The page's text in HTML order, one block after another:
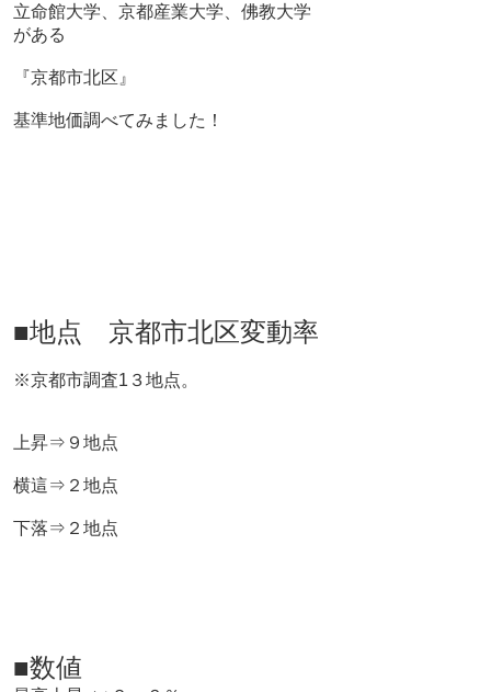
立命館大学、京都産業大学、佛教大学
がある
『京都市北区』
基準地価調べてみました！
■地点 京都市北区変動率
※京都市調査1３地点。
上昇⇒９地点
横這⇒２地点
下落⇒２地点
■数値